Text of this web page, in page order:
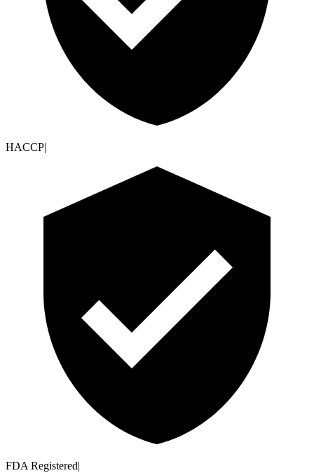
HACCP|
FDA Registered|